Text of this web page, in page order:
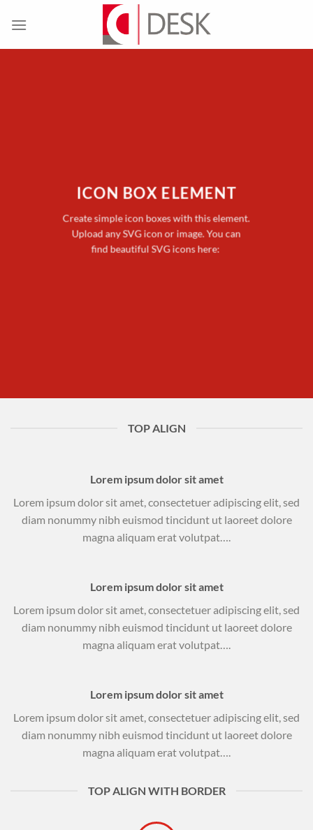
ICON BOX ELEMENT
Create simple icon boxes with this element.
Upload any SVG icon or image. You can
find beautiful SVG icons here:
TOP ALIGN
Lorem ipsum dolor sit amet
Lorem ipsum dolor sit amet, consectetuer adipiscing elit, sed
diam nonummy nibh euismod tincidunt ut laoreet dolore
magna aliquam erat volutpat….
Lorem ipsum dolor sit amet
Lorem ipsum dolor sit amet, consectetuer adipiscing elit, sed
diam nonummy nibh euismod tincidunt ut laoreet dolore
magna aliquam erat volutpat….
Lorem ipsum dolor sit amet
Lorem ipsum dolor sit amet, consectetuer adipiscing elit, sed
diam nonummy nibh euismod tincidunt ut laoreet dolore
magna aliquam erat volutpat….
TOP ALIGN WITH BORDER